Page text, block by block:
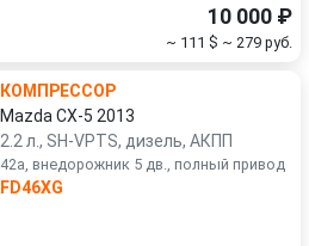
10 000 ₽
~ 111 $ ~ 279 руб.
КОМПРЕССОР
Mazda CX-5 2013
2.2 л., SH-VPTS, дизель, АКПП
42a, внедорожник 5 дв., полный привод
FD46XG